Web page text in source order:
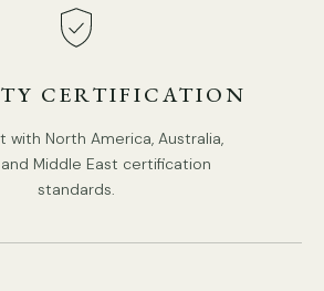
CERTIFICATION
with North America, Australia,
and Middle East certification
standards.